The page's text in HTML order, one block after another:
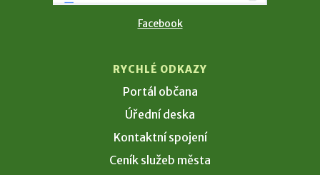
Facebook
RYCHLÉ ODKAZY
Portál občana
Úřední deska
Kontaktní spojení
Ceník služeb města